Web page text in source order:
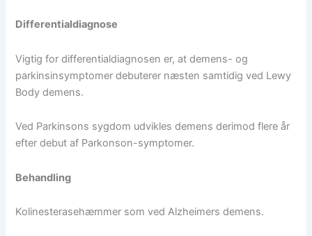
Differentialdiagnose
Vigtig for differentialdiagnosen er, at demens- og
parkinsinsymptomer debuterer næsten samtidig ved Lewy
Body demens.
Ved Parkinsons sygdom udvikles demens derimod flere år
efter debut af Parkonson-symptomer.
Behandling
Kolinesterasehæmmer som ved Alzheimers demens.